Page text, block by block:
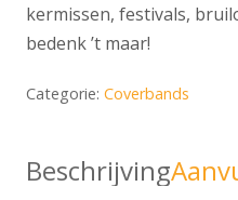
kermissen, festivals,
bedenk ’t maar!
Categorie: Coverbands
Beschrijving